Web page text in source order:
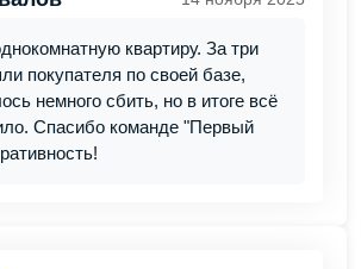
квартиру. За три
покупателя по своей базе,
немного сбить, но в итоге всё
Спасибо команде "Первый